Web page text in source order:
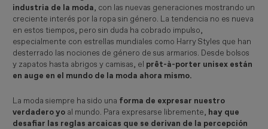
industria de la moda, con las nuevas generaciones mostrando un
creciente interés por la ropa sin género. La tendencia no es nueva
en estos tiempos, pero sin duda ha cobrado impulso,
especialmente con estrellas mundiales como Harry Styles que han
desterrado las nociones de género de sus armarios. Desde bolsos
y zapatos hasta abrigos y camisas, el prêt-à-porter unisex están
en auge en el mundo de la moda ahora mismo.
La moda siempre ha sido una forma de expresar nuestro
verdadero yo al mundo. Para expresarse libremente, hay que
desafiar las reglas arcaicas que se derivan de la percepción